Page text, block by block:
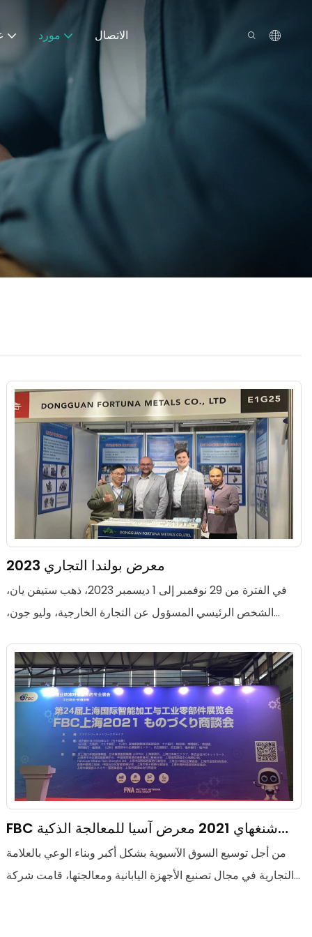
مورد الاتصال
معرض بولندا التجاري 2023
في الفترة من 29 نوفمبر إلى 1 ديسمبر 2023، ذهب ستيفن يان،
الشخص الرئيسي المسؤول عن التجارة الخارجية، وليو جون،
المعرض
FBC شنغهاي 2021 معرض آسيا للمعالجة الذكية
والأجزاء الصناعية
من أجل توسيع السوق الآسيوية بشكل أكبر وبناء الوعي بالعلامة
التجارية في مجال تصنيع الأجهزة اليابانية ومعالجتها، قامت شركة